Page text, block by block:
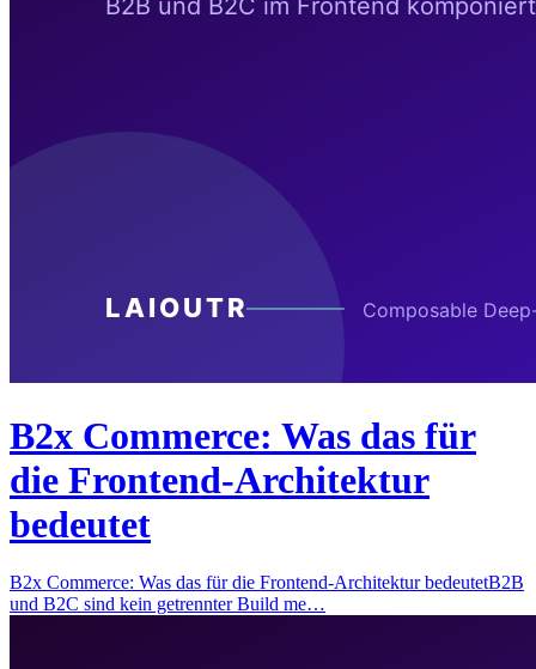
B2x Commerce: Was das für
die Frontend-Architektur
bedeutet
B2x Commerce: Was das für die Frontend-Architektur bedeutetB2B
und B2C sind kein getrennter Build me…